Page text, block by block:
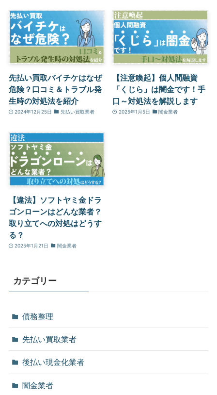
先払い買取バイチケはなぜ
危険？口コミ＆トラブル発
生時の対処法を紹介
2024年12月25日 先払い買取業者
【注意喚起】個人間融資
「くじら」は闇金です！手
口～対処法を解説します
2025年1月5日 闇金業者
【違法】ソフトヤミ金ドラ
ゴンローンはどんな業者？
取り立てへの対処はどうす
る？
2025年1月21日 闇金業者
カテゴリー
債務整理
先払い買取業者
後払い現金化業者
闇金業者